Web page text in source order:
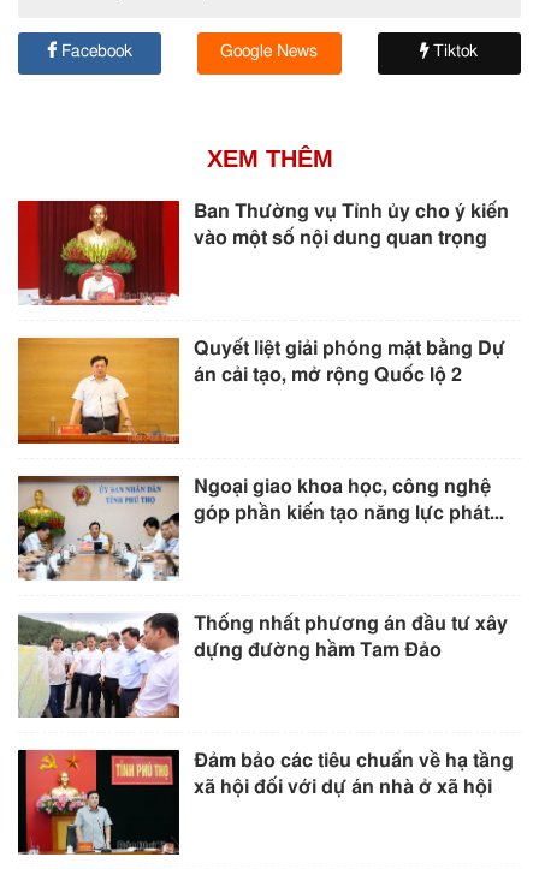
Facebook Google News Tiktok
XEM THÊM
Ban Thường vụ Tỉnh ủy cho ý kiến
vào một số nội dung quan trọng
Quyết liệt giải phóng mặt bằng Dự
án cải tạo, mở rộng Quốc lộ 2
Ngoại giao khoa học, công nghệ
góp phần kiến tạo năng lực phát...
Thống nhất phương án đầu tư xây
dựng đường hầm Tam Đảo
Đảm bảo các tiêu chuẩn về hạ tầng
xã hội đối với dự án nhà ở xã hội